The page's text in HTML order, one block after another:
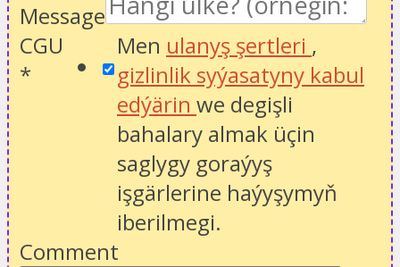
Message
CGU
*
Men ulanyş şertleri ,
gizlinlik syýasatyny kabul
edýärin we degişli
bahalary almak üçin
saglygy goraýyş
işgärlerine haýyşymyň
iberilmegi.
Comment